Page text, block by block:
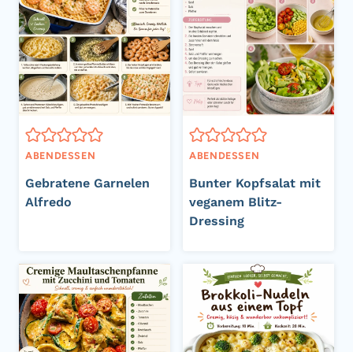
ABENDESSEN
Gebratene Garnelen
Alfredo
ABENDESSEN
Bunter Kopfsalat mit
veganem Blitz-
Dressing